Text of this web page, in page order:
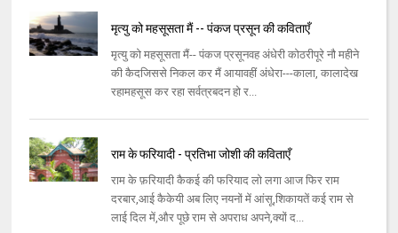
मृत्यु को महसूसता मैं -- पंकज प्रसून की कविताएँ
मृत्यु को महसूसता मैं-- पंकज प्रसूनवह अंधेरी कोठरीपूरे नौ महीने
की कैदजिससे निकल कर मैं आयावहीं अंधेरा---काला, कालादेख
रहामहसूस कर रहा सर्वत्रबदन हो र...
राम के फरियादी - प्रतिभा जोशी की कविताएँ
राम के फ़रियादी कैकई की फरियाद लो लगा आज फिर राम
दरबार,आई कैकेयी अब लिए नयनों में आंसू,शिकायतें कई राम से
लाई दिल में,और पूछे राम से अपराध अपने,क्यों द...